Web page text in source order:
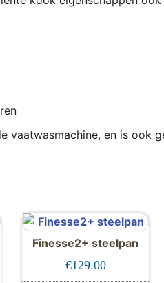
vaatwasmachine, en is ook
Finesse2+ steelpan
€129.00